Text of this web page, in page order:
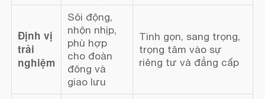
Định vị
trải
nghiệm
Sôi động,
nhộn nhịp,
phù hợp
cho đoàn
đông và
giao lưu
Tinh gọn, sang trọng,
trọng tâm vào sự
riêng tư và đẳng cấp